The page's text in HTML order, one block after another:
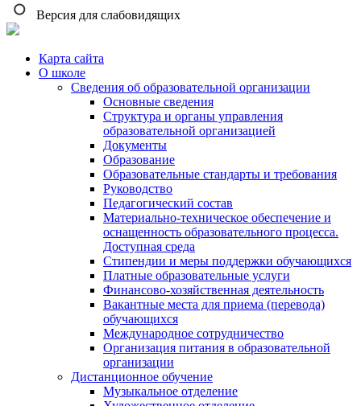
Версия для слабовидящих
Карта сайта
О школе
Сведения об образовательной организации
Основные сведения
Структура и органы управления
образовательной организацией
Документы
Образование
Образовательные стандарты и требования
Руководство
Педагогический состав
Материально-техническое обеспечение и
оснащенность образовательного процесса.
Доступная среда
Стипендии и меры поддержки обучающихся
Платные образовательные услуги
Финансово-хозяйственная деятельность
Вакантные места для приема (перевода)
обучающихся
Международное сотрудничество
Организация питания в образовательной
организации
Дистанционное обучение
Музыкальное отделение